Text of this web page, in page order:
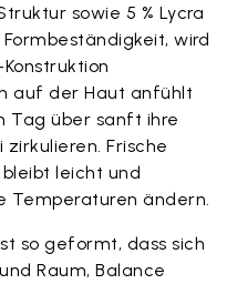
sowie 5 % Lycra
wird
auf der Haut anfühlt
Tag über sanft ihre
Frische
leicht und
Temperaturen ändern.
so geformt, dass sich
Raum, Balance